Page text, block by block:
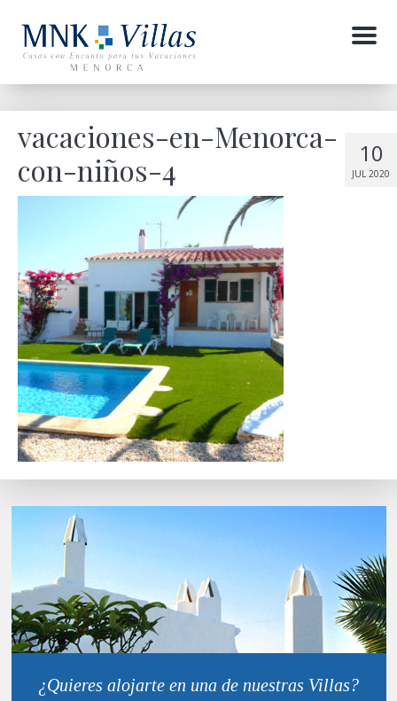
Menu
10
JUL 2020
vacaciones-en-Menorca-
con-niños-4
¿Quieres alojarte en una de nuestras Villas?